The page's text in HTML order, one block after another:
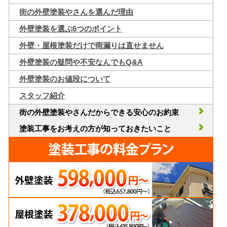
街の外壁塗装やさんを選んだ理由
外壁塗装を選ぶ6つのポイント
外壁・屋根塗装だけで雨漏りは直せません
外壁塗装の疑問や不安なんでもQ&A
外壁塗装のお値段について
スタッフ紹介
街の外壁塗装やさんだからできる安心のお約束
塗装工事をお考えの方が知っておきたいこと